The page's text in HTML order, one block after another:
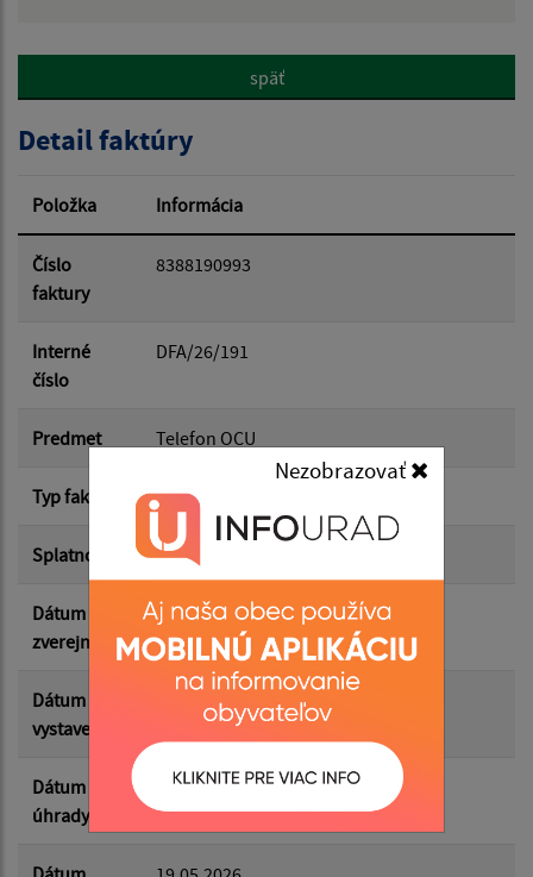
Nezobrazovať
Hľadať v:
Dátum od:
Dátum do:
Suma od:
Suma do:
Filtrovať Reset
späť
Detail faktúry
Položka Informácia
Číslo
faktury
8388190993
Interné
číslo
DFA/26/191
Predmet Telefon OCU
Typ faktúry dodávateľská
Splatnosť 29.05.2026
Dátum
zverejnenia
09.06.2026
Dátum
vystavenia
15.05.2026
Dátum
úhrady
21.05.2026